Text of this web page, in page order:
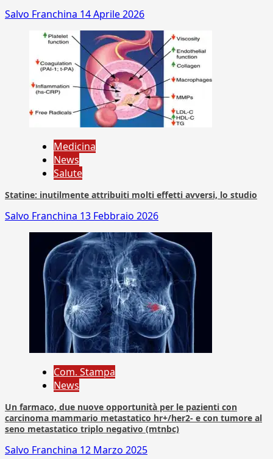
Salvo Franchina 14 Aprile 2026
Medicina
News
Salute
Statine: inutilmente attribuiti molti effetti avversi, lo studio
Salvo Franchina 13 Febbraio 2026
Com. Stampa
News
Un farmaco, due nuove opportunità per le pazienti con
carcinoma mammario metastatico hr+/her2- e con tumore al
seno metastatico triplo negativo (mtnbc)
Salvo Franchina 12 Marzo 2025